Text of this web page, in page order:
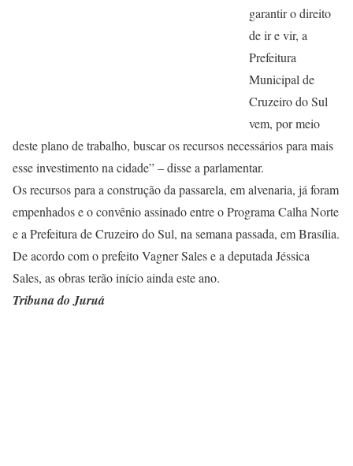
garantir o direito
de ir e vir, a
Prefeitura
Municipal de
Cruzeiro do Sul
vem, por meio
deste plano de trabalho, buscar os recursos necessários para mais
esse investimento na cidade” – disse a parlamentar.
Os recursos para a construção da passarela, em alvenaria, já foram
empenhados e o convênio assinado entre o Programa Calha Norte
e a Prefeitura de Cruzeiro do Sul, na semana passada, em Brasília.
De acordo com o prefeito Vagner Sales e a deputada Jéssica
Sales, as obras terão início ainda este ano.
Tribuna do Juruá